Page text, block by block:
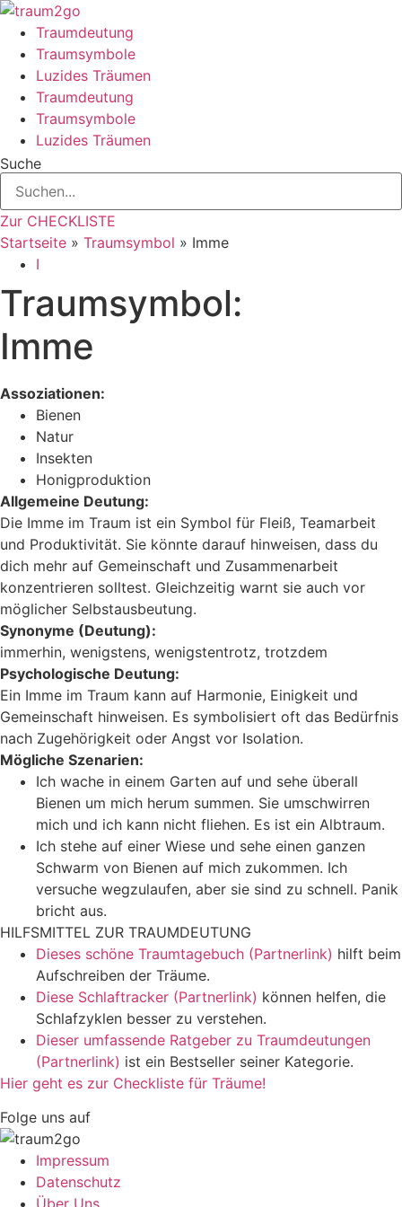
Zum
Inhalt
springen
Traumdeutung
Traumsymbole
Luzides Träumen
Traumdeutung
Traumsymbole
Luzides Träumen
Suche
Zur CHECKLISTE
Startseite » Traumsymbol » Imme
I
Traumsymbol:
Imme
Assoziationen:
Bienen
Natur
Insekten
Honigproduktion
Allgemeine Deutung:
Die Imme im Traum ist ein Symbol für Fleiß, Teamarbeit
und Produktivität. Sie könnte darauf hinweisen, dass du
dich mehr auf Gemeinschaft und Zusammenarbeit
konzentrieren solltest. Gleichzeitig warnt sie auch vor
möglicher Selbstausbeutung.
Synonyme (Deutung):
immerhin, wenigstens, wenigstentrotz, trotzdem
Psychologische Deutung:
Ein Imme im Traum kann auf Harmonie, Einigkeit und
Gemeinschaft hinweisen. Es symbolisiert oft das Bedürfnis
nach Zugehörigkeit oder Angst vor Isolation.
Mögliche Szenarien:
Ich wache in einem Garten auf und sehe überall
Bienen um mich herum summen. Sie umschwirren
mich und ich kann nicht fliehen. Es ist ein Albtraum.
Ich stehe auf einer Wiese und sehe einen ganzen
Schwarm von Bienen auf mich zukommen. Ich
versuche wegzulaufen, aber sie sind zu schnell. Panik
bricht aus.
HILFSMITTEL ZUR TRAUMDEUTUNG
Dieses schöne Traumtagebuch (Partnerlink) hilft beim
Aufschreiben der Träume.
Diese Schlaftracker (Partnerlink) können helfen, die
Schlafzyklen besser zu verstehen.
Dieser umfassende Ratgeber zu Traumdeutungen
(Partnerlink) ist ein Bestseller seiner Kategorie.
Hier geht es zur Checkliste für Träume!
Folge uns auf
Impressum
Datenschutz